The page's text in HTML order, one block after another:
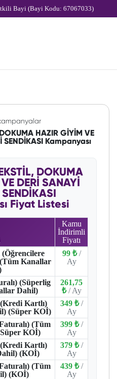
Bayi (Bayi Kodu: 67067033)
HAZIR GİYİM VE
SENDİKASI Kampanyası
DOKUMA
DERİ SANAYİ
Fiyat Listesi
Kamu
İndirimli
Fiyatı
(Öğrencilere
Kanallar
99 ₺ /
Ay
(Süperlig
Dahil)
261,75
₺ / Ay
Kartlı)
(Süper KOİ)
349 ₺ /
Ay
(Tüm
KOİ)
399 ₺ /
Ay
Kartlı)
(KOİ)
379 ₺ /
Ay
(Tüm
(KOİ)
439 ₺ /
Ay